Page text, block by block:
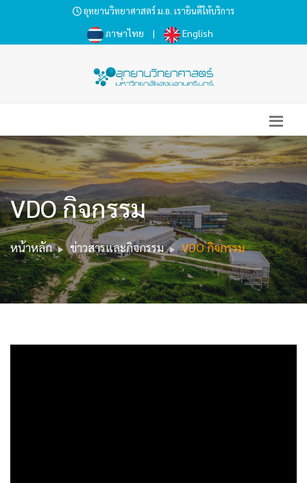
อุทยานวิทยาศาสตร์ ม.อ. เรายินดีให้บริการ
ภาษาไทย | English
VDO กิจกรรม
หน้าหลัก ข่าวสารและกิจกรรม VDO กิจกรรม